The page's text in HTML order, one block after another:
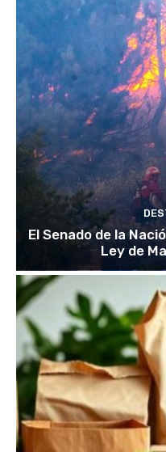
El Senado de la
Ley de